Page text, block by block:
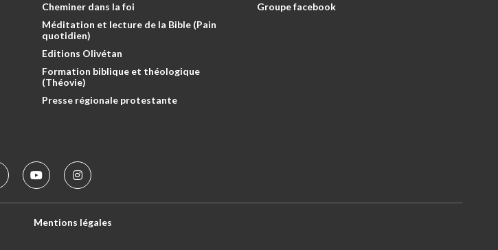
Cheminer dans la foi
Méditation et lecture de la Bible (Pain
quotidien)
Editions Olivétan
Formation biblique et théologique
(Théovie)
Presse régionale protestante
Groupe facebook
Mentions légales